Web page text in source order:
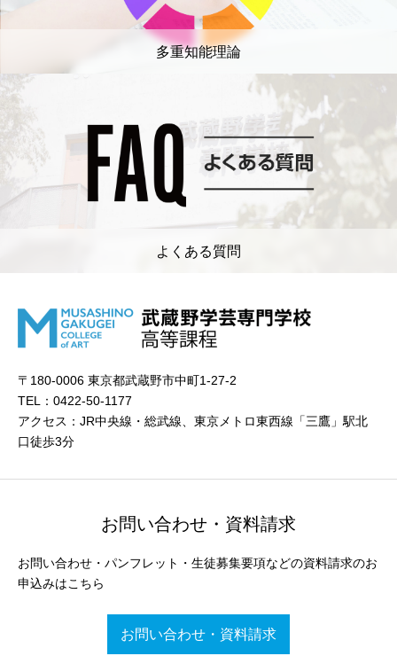
多重知能理論
よくある質問
〒180-0006 東京都武蔵野市中町1-27-2
TEL：0422-50-1177
アクセス：JR中央線・総武線、東京メトロ東西線「三鷹」駅北
口徒歩3分
お問い合わせ・資料請求
お問い合わせ・パンフレット・生徒募集要項などの資料請求のお
申込みはこちら
お問い合わせ・資料請求